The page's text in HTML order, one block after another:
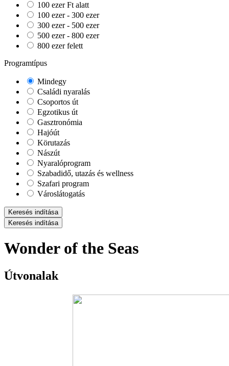
100 ezer Ft alatt
100 ezer - 300 ezer
300 ezer - 500 ezer
500 ezer - 800 ezer
800 ezer felett
Programtípus
Mindegy
Családi nyaralás
Csoportos út
Egzotikus út
Gasztronómia
Hajóút
Körutazás
Nászút
Nyaralóprogram
Szabadidő, utazás és wellness
Szafari program
Városlátogatás
Keresés indítása
Keresés indítása
Wonder of the Seas
Útvonalak